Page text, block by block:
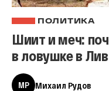
ПОЛИТИКА
Шиит и меч:
в ловушке в
МР
Михаил Рудов